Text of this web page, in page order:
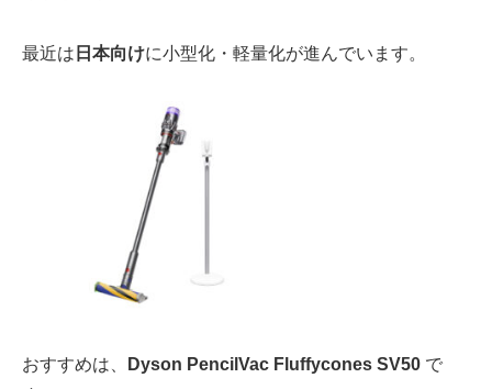
最近は 日本向けに小型化 ・軽量化が進んでいます。
おすすめは、 Dyson PencilVac Fluffycones SV50 で